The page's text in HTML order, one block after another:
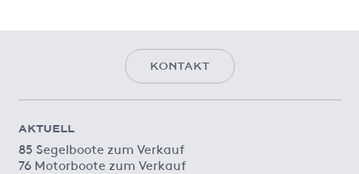
KONTAKT
AKTUELL
85 Segelboote zum Verkauf
76 Motorboote zum Verkauf